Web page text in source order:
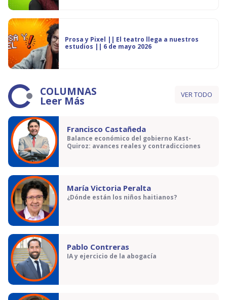
Prosa y Pixel || El teatro llega a nuestros
estudios || 6 de mayo 2026
COLUMNAS
Leer Más VER TODO
Francisco Castañeda
Balance económico del gobierno Kast-
Quiroz: avances reales y contradicciones
María Victoria Peralta
¿Dónde están los niños haitianos?
Pablo Contreras
IA y ejercicio de la abogacía